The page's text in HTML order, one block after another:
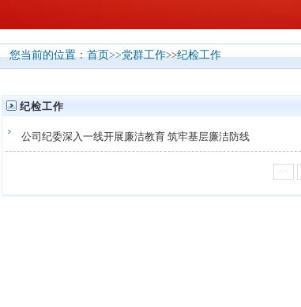
您当前的位置：首页>>党群工作>>纪检工作
纪检工作
公司纪委深入一线开展廉洁教育 筑牢基层廉洁防线
<<